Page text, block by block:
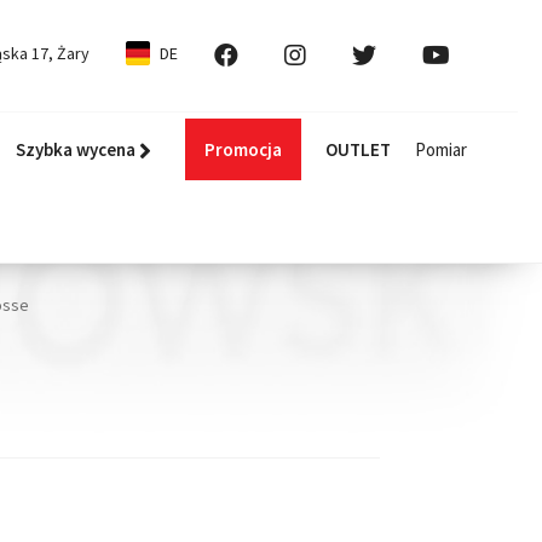
17, Żary DE
Szybka wycena Promocja OUTLET Pomiar